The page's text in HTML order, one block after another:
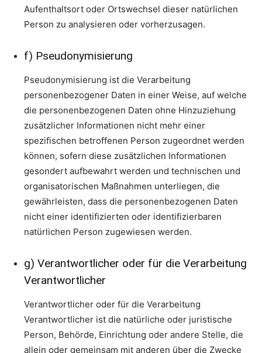
Aufenthaltsort oder Ortswechsel dieser natürlichen
Person zu analysieren oder vorherzusagen.
f) Pseudonymisierung
Pseudonymisierung ist die Verarbeitung
personenbezogener Daten in einer Weise, auf welche
die personenbezogenen Daten ohne Hinzuziehung
zusätzlicher Informationen nicht mehr einer
spezifischen betroffenen Person zugeordnet werden
können, sofern diese zusätzlichen Informationen
gesondert aufbewahrt werden und technischen und
organisatorischen Maßnahmen unterliegen, die
gewährleisten, dass die personenbezogenen Daten
nicht einer identifizierten oder identifizierbaren
natürlichen Person zugewiesen werden.
g) Verantwortlicher oder für die Verarbeitung
Verantwortlicher
Verantwortlicher oder für die Verarbeitung
Verantwortlicher ist die natürliche oder juristische
Person, Behörde, Einrichtung oder andere Stelle, die
allein oder gemeinsam mit anderen über die Zwecke